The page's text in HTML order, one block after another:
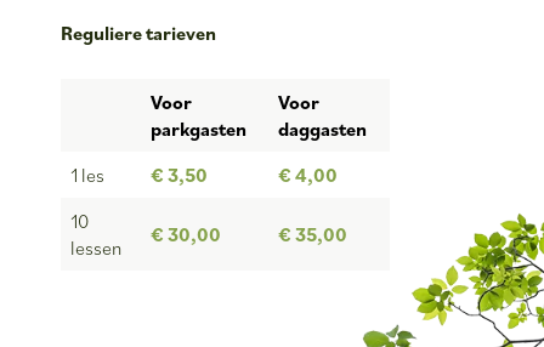
Reguliere tarieven
Voor
parkgasten
Voor
daggasten
1 les
€ 3,50
€ 4,00
10
lessen
€ 30,00 € 35,00